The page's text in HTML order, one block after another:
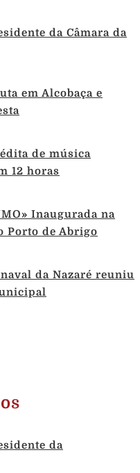
da Câmara da
em Alcobaça e
de música
12 horas
Inaugurada na
Porto de Abrigo
da Nazaré reuniu
da